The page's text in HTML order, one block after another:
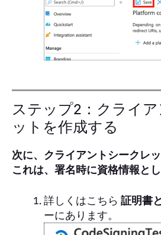
ステップ2：クライ
ットを作成する
次に、クライアントシークレ
これは、署名時に資格情報とし
詳しくはこちら 証明書
ーにあります。